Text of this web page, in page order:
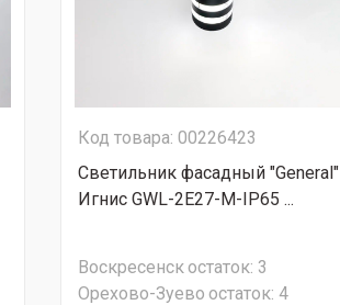
Код товара: 00226423
Светильник фасадный "General"
Игнис GWL-2Е27-M-IP65 ...
Воскресенскостаток: 3
Орехово-Зуево остаток: 4